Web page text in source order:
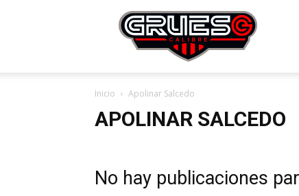
Inicio Apolinar Salcedo
APOLINAR SALCEDO
No hay publicaciones